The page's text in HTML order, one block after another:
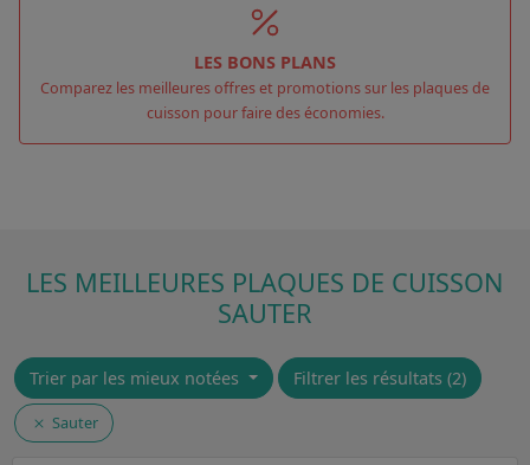
LES BONS PLANS
Comparez les meilleures offres et promotions sur les plaques de
cuisson pour faire des économies.
LES MEILLEURES PLAQUES DE CUISSON
SAUTER
Trier par les mieux notées Filtrer les résultats (2)
Sauter